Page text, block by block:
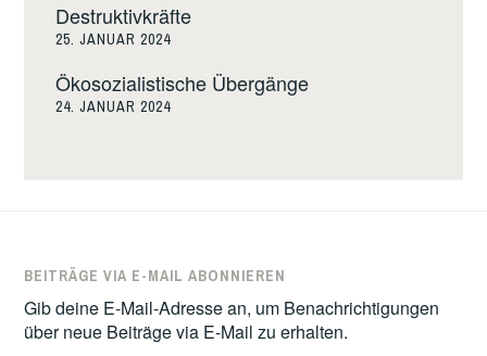
Destruktivkräfte
25. JANUAR 2024
Ökosozialistische Übergänge
24. JANUAR 2024
BEITRÄGE VIA E-MAIL ABONNIEREN
Gib deine E-Mail-Adresse an, um Benachrichtigungen
über neue Beiträge via E-Mail zu erhalten.